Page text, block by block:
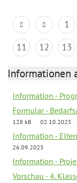
1
11
12 13
Informationen
Information -
Formular -
128 kB
02.10.2025
Information -
26.09.2025
Information -
Vorschau - 4.